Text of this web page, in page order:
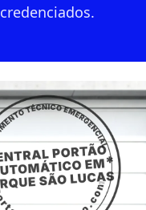
credenciados.